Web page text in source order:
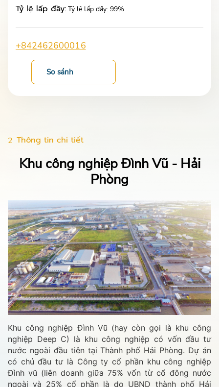
Tỷ lệ lấp đầy: Tỷ lệ lấp đầy: 99%
+842462600016
So sánh
2 Thông tin chi tiết
Khu công nghiệp Đình Vũ - Hải
Phòng
Khu công nghiệp Đình Vũ (hay còn gọi là khu công
nghiệp Deep C) là khu công nghiệp có vốn đầu tư
nước ngoài đầu tiên tại Thành phố Hải Phòng. Dự án
có chủ đầu tư là Công ty cổ phần khu công nghiệp
Đình vũ (liên doanh giữa 75% vốn từ cổ đông nước
ngoài và 25% cổ phần là do UBND thành phố Hải